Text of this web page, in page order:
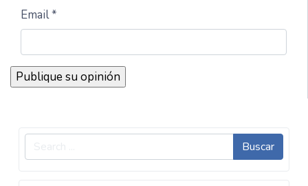
Email *
Buscar